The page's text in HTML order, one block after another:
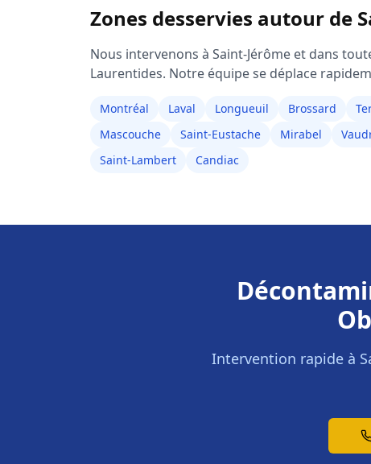
Zones desservies autour de
Nous intervenons à Saint-Jérôme et dans
Laurentides. Notre équipe se déplace
Montréal Laval Longueuil Brossard
Mascouche
Saint-Eustache Mirabel
Saint-Lambert
Candiac
Intervention rapide à